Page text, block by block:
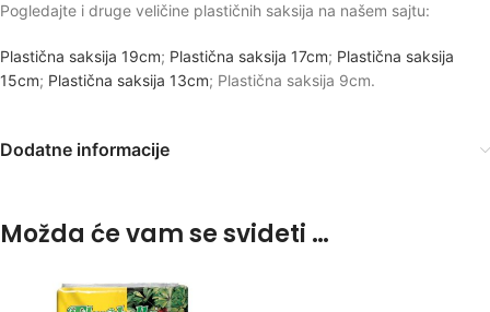
Pogledajte i druge veličine plastičnih saksija na našem sajtu:
Plastična saksija 19cm; Plastična saksija 17cm; Plastična saksija
15cm; Plastična saksija 13cm; Plastična saksija 9cm.
Dodatne informacije
Možda će vam se svideti …